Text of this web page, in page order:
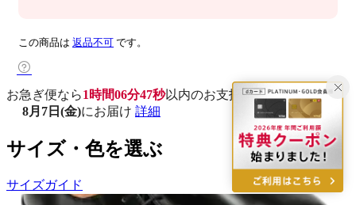
この商品は 返品不可 です。
お急ぎ便なら1時間06分46秒以内のお支払いで
8月7日(金)にお届け 詳細
サイズ・色を選ぶ
サイズガイド